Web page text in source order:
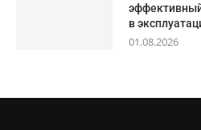
в
01.08.2026